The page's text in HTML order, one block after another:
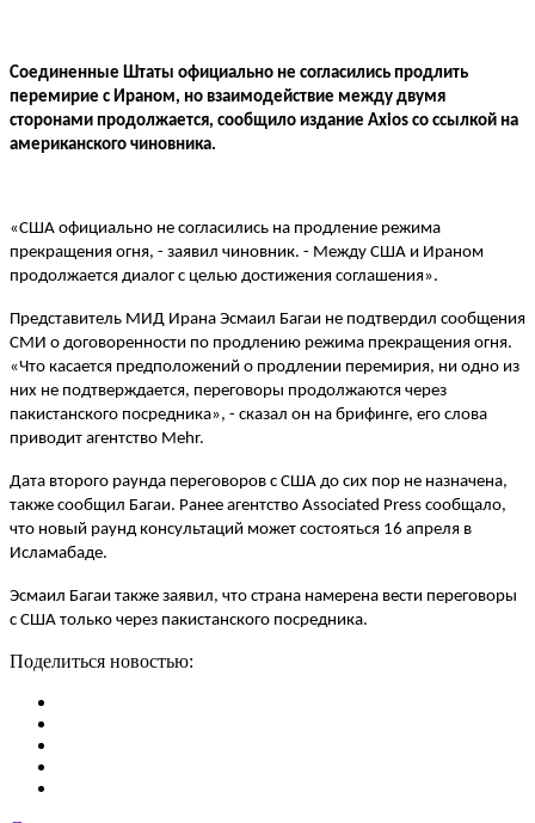
Соединенные Штаты официально не согласились продлить
перемирие с Ираном, но взаимодействие между двумя
сторонами продолжается, сообщило издание Axios со ссылкой на
американского чиновника.
«США официально не согласились на продление режима
прекращения огня, - заявил чиновник. - Между США и Ираном
продолжается диалог с целью достижения соглашения».
Представитель МИД Ирана Эсмаил Багаи не подтвердил сообщения
СМИ о договоренности по продлению режима прекращения огня.
«Что касается предположений о продлении перемирия, ни одно из
них не подтверждается, переговоры продолжаются через
пакистанского посредника», - сказал он на брифинге, его слова
приводит агентство Mehr.
Дата второго раунда переговоров с США до сих пор не назначена,
также сообщил Багаи. Ранее агентство Associated Press сообщало,
что новый раунд консультаций может состояться 16 апреля в
Исламабаде.
Эсмаил Багаи также заявил, что страна намерена вести переговоры
с США только через пакистанского посредника.
Поделиться новостью: